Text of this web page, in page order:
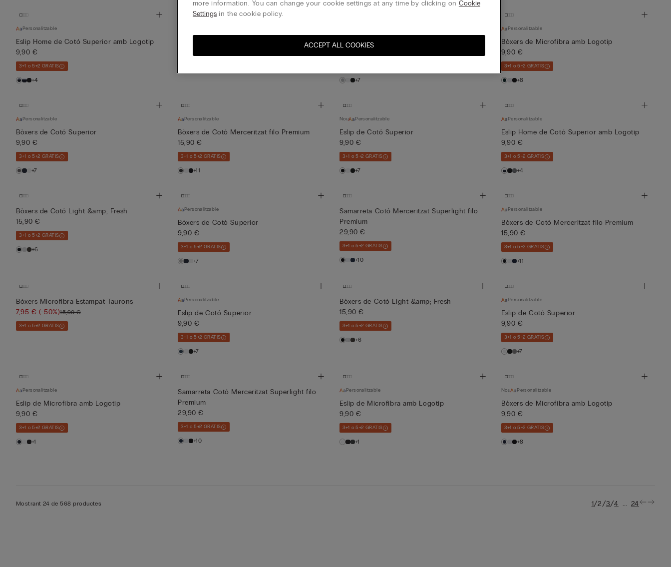
Personalitzable
Eslip Home de Cotó Superior amb Logotip
9,90 €
3+1 o 5+2 GRATIS
+4
3+1 o 5+2 GRATIS
Eslip de Cotó Superior
+7
Personalitzable
Bòxers de Microfibra amb Logotip
9,90 €
3+1 o 5+2 GRATIS
+8
Personalitzable
Bòxers de Cotó Superior
9,90 €
3+1 o 5+2 GRATIS
+7
Personalitzable
Bòxers de Cotó Merceritzat filo Premium
15,90 €
3+1 o 5+2 GRATIS
+11
Nou Personalitzable
Eslip de Cotó Superior
9,90 €
3+1 o 5+2 GRATIS
+7
Personalitzable
Eslip Home de Cotó Superior amb Logotip
9,90 €
3+1 o 5+2 GRATIS
+4
Bòxers de Cotó Light &amp; Fresh
15,90 €
3+1 o 5+2 GRATIS
+6
Personalitzable
Bòxers de Cotó Superior
9,90 €
3+1 o 5+2 GRATIS
+7
Samarreta Cotó Merceritzat Superlight filo
Premium
29,90 €
3+1 o 5+2 GRATIS
+10
Personalitzable
Bòxers de Cotó Merceritzat filo Premium
15,90 €
3+1 o 5+2 GRATIS
+11
Bòxers Microfibra Estampat Taurons
7,95 € (-50%)15,90 €
3+1 o 5+2 GRATIS
Personalitzable
Eslip de Cotó Superior
9,90 €
3+1 o 5+2 GRATIS
+7
Bòxers de Cotó Light &amp; Fresh
15,90 €
3+1 o 5+2 GRATIS
+6
Personalitzable
Eslip de Cotó Superior
9,90 €
3+1 o 5+2 GRATIS
+7
Personalitzable
Eslip de Microfibra amb Logotip
9,90 €
3+1 o 5+2 GRATIS
+1
Samarreta Cotó Merceritzat Superlight filo
Premium
29,90 €
3+1 o 5+2 GRATIS
+10
Personalitzable
Eslip de Microfibra amb Logotip
9,90 €
3+1 o 5+2 GRATIS
+1
Nou Personalitzable
Bòxers de Microfibra amb Logotip
9,90 €
3+1 o 5+2 GRATIS
+8
Mostrant 24 de 568 productes 1/2/3/4 ... 24
more information. You can change your cookie settings at any time by clicking on Cookie
Settings in the cookie policy.
ACCEPT ALL COOKIES